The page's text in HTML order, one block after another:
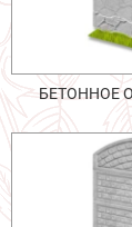
БЕТОННОЕ